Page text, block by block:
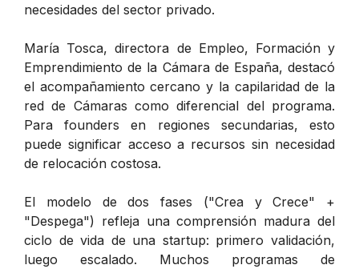
necesidades del sector privado.
María Tosca, directora de Empleo, Formación y
Emprendimiento de la Cámara de España, destacó
el acompañamiento cercano y la capilaridad de la
red de Cámaras como diferencial del programa.
Para founders en regiones secundarias, esto
puede significar acceso a recursos sin necesidad
de relocación costosa.
El modelo de dos fases ("Crea y Crece" +
"Despega") refleja una comprensión madura del
ciclo de vida de una startup: primero validación,
luego escalado. Muchos programas de